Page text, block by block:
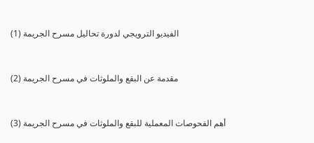
(1) الفيديو الترويجي لدورة تحاليل مسرح الجريمة
(2) مقدمة عن البقع والملوثات في مسرح الجريمة
(3) أهم الفحوصات المعملية للبقع والملوثات في مسرح الجريمة